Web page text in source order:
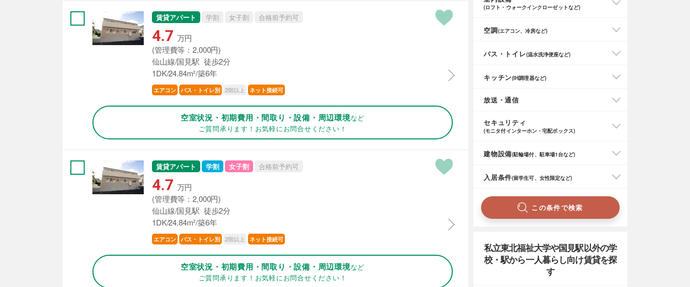
賃貸アパート 学割 女子割 合格前予約可
4.7 万円
(管理費等：2,000円)
仙山線/国見駅 徒歩2分
1DK/24.84m²/築6年
エアコン バス・トイレ別 2階以上 ネット接続可
空室状況・初期費用・間取り・設備・周辺環境など
ご質問承ります！お気軽にお問合せください！
賃貸アパート 学割 女子割 合格前予約可
4.7 万円
(管理費等：2,000円)
仙山線/国見駅 徒歩2分
1DK/24.84m²/築6年
エアコン バス・トイレ別 2階以上 ネット接続可
空室状況・初期費用・間取り・設備・周辺環境など
ご質問承ります！お気軽にお問合せください！
(ロフト・ウォークインクローゼットなど)
空調(エアコン、冷房など)
バス・トイレ(温水洗浄便座など)
キッチン(IH調理器など)
放送・通信
セキュリティ
(モニタ付インターホン・宅配ボックス)
建物設備(駐輪場付、駐車場1台など)
入居条件(留学生可、女性限定など)
この条件で検索
私立東北福祉大学や国見駅以外の学
校・駅から一人暮らし向け賃貸を探
す